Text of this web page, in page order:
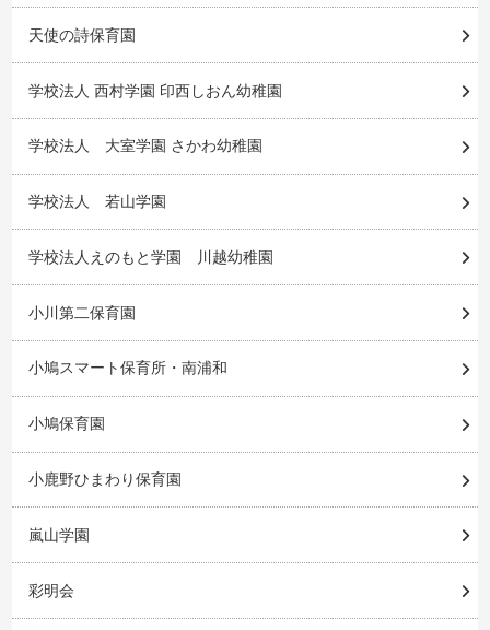
天使の詩保育園
学校法人 西村学園 印西しおん幼稚園
学校法人 大室学園 さかわ幼稚園
学校法人 若山学園
学校法人えのもと学園 川越幼稚園
小川第二保育園
小鳩スマート保育所・南浦和
小鳩保育園
小鹿野ひまわり保育園
嵐山学園
彩明会